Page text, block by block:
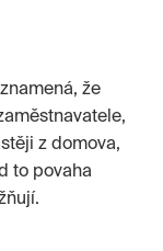
že
z domova,
to povaha